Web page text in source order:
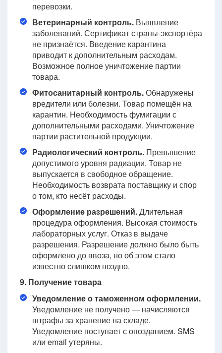
перевозки.
Ветеринарный контроль. Выявление
заболеваний. Сертификат страны-экспортёра
не признаётся. Введение карантина
приводит к дополнительным расходам.
Возможное полное уничтожение партии
товара.
Фитосанитарный контроль.Обнаружены
вредители или болезни. Товар помещён на
карантин. Необходимость фумигации с
дополнительными расходами. Уничтожение
партии растительной продукции.
Радиологический контроль. Превышение
допустимого уровня радиации. Товар не
выпускается в свободное обращение.
Необходимость возврата поставщику и спор
о том, кто несёт расходы.
Оформление разрешений.Длительная
процедура оформления. Высокая стоимость
лабораторных услуг. Отказ в выдаче
разрешения. Разрешение должно было быть
оформлено до ввоза, но об этом стало
известно слишком поздно.
9. Получение товара
Уведомление о таможенном оформлении.
Уведомление не получено — начисляются
штрафы за хранение на складе.
Уведомление поступает с опозданием. SMS
или email утеряны.